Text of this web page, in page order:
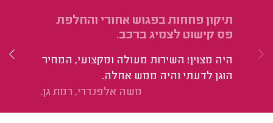
תיקון פחחות בפגוש אחורי והחלפת
פס קישוט לצמיג ברכב.
היה מצוין! השירות מעולה ומקצועי, המחיר
הוגן לדעתי והיה ממש אחלה.
משה אלפנדרי, רמת גן.